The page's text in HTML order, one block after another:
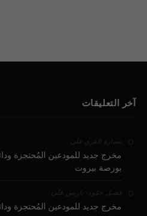
آخر التعليقات
سمارة القزي على
مخرج جديد للمودعين المُحتجزة
بورصة بيروت
فضيل حمّود - باريس على
مخرج جديد للمودعين المُحتجزة